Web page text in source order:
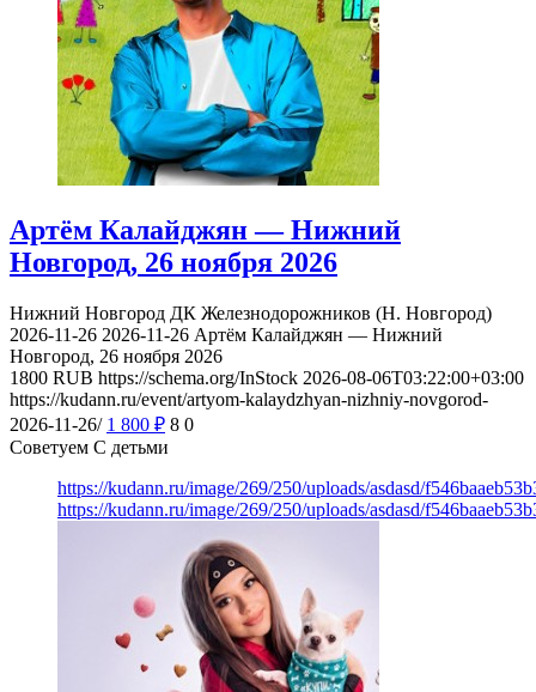
Артём Калайджян — Нижний
Новгород, 26 ноября 2026
Нижний Новгород ДК Железнодорожников (Н. Новгород)
2026-11-26 2026-11-26 Артём Калайджян — Нижний
Новгород, 26 ноября 2026
1800 RUB https://schema.org/InStock 2026-08-06T03:22:00+03:00
https://kudann.ru/event/artyom-kalaydzhyan-nizhniy-novgorod-
2026-11-26/ 1 800 ₽ 8 0
Советуем С детьми
https://kudann.ru/image/269/250/uploads/asdasd/
https://kudann.ru/image/269/250/uploads/asdasd/